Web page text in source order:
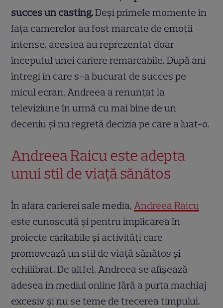
succes un casting.Deși primele momente în
fața camerelor au fost marcate de emoții
intense, acestea au reprezentat doar
începutul unei cariere remarcabile. După ani
întregi în care s-a bucurat de succes pe
micul ecran, Andreea a renunțat la
televiziune în urmă cu mai bine de un
deceniu și nu regretă decizia pe care a luat-o.
Andreea Raicu este adepta
unui stil de viață sănătos
În afara carierei sale media,Andreea Raicu
este cunoscută și pentru implicarea în
proiecte caritabile și activități care
promovează un stil de viață sănătos și
echilibrat. De altfel, Andreea se afișează
adesea în mediul online fără a purta machiaj
excesiv și nu se teme de trecerea timpului.